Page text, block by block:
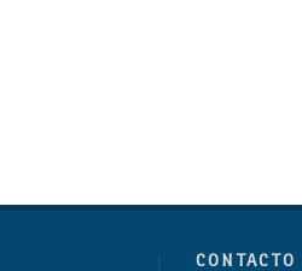
CONTACTO